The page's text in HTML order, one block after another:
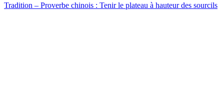
Tradition – Proverbe chinois : Tenir le plateau à hauteur des sourcils